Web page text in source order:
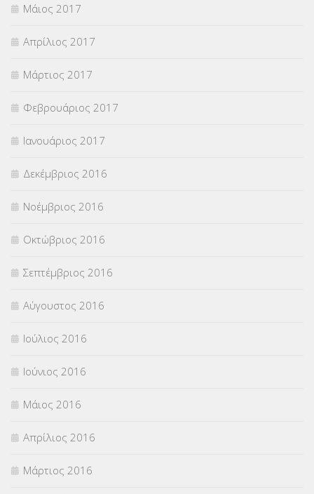
Μάιος 2017
Απρίλιος 2017
Μάρτιος 2017
Φεβρουάριος 2017
Ιανουάριος 2017
Δεκέμβριος 2016
Νοέμβριος 2016
Οκτώβριος 2016
Σεπτέμβριος 2016
Αύγουστος 2016
Ιούλιος 2016
Ιούνιος 2016
Μάιος 2016
Απρίλιος 2016
Μάρτιος 2016